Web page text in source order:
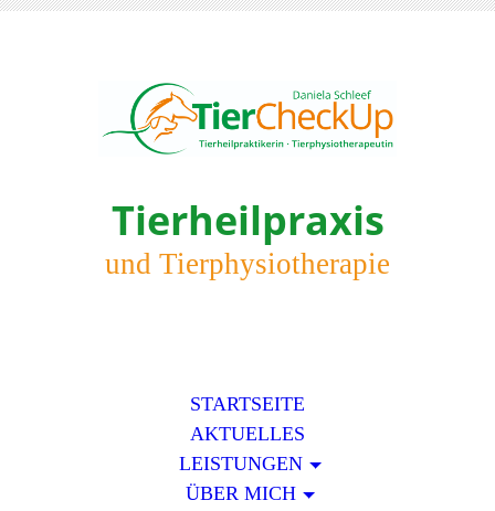
Tierheilpraxis
und Tierphysiotherapie
STARTSEITE
AKTUELLES
LEISTUNGEN
ÜBER MICH